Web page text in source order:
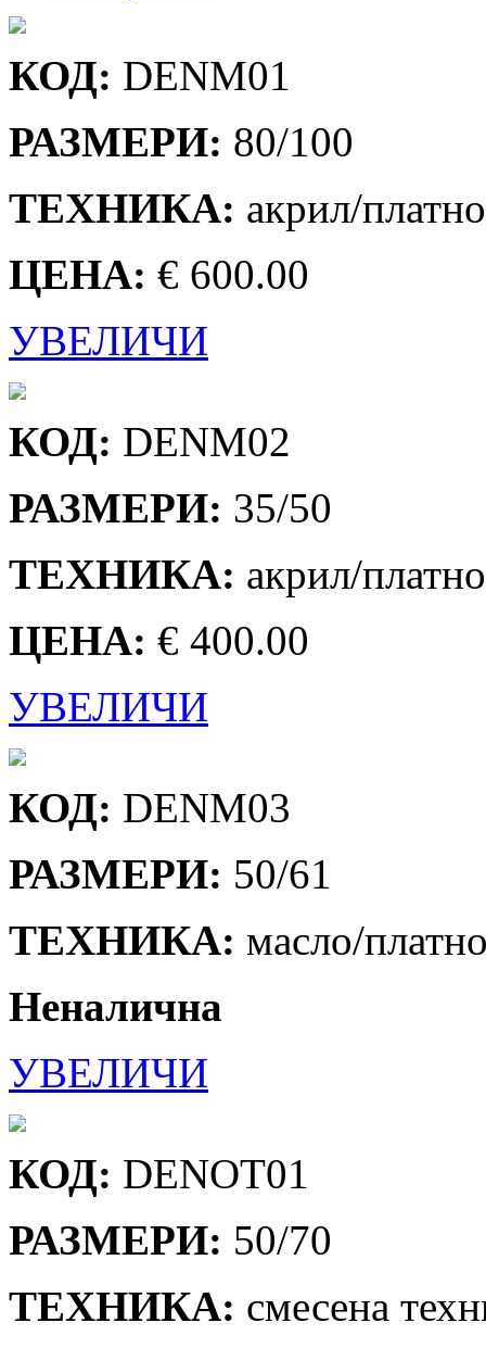
КОД: DENM01
РАЗМЕРИ: 80/100
ТЕХНИКА: акрил/платно
ЦЕНА: € 600.00
УВЕЛИЧИ
КОД: DENM02
РАЗМЕРИ: 35/50
ТЕХНИКА: акрил/платно
ЦЕНА: € 400.00
УВЕЛИЧИ
КОД: DENM03
РАЗМЕРИ: 50/61
ТЕХНИКА: масло/
Неналична
УВЕЛИЧИ
КОД: DENOT01
РАЗМЕРИ: 50/70
ТЕХНИКА: смесена